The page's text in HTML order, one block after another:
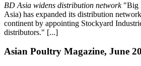
BD Asia widens distribution network"Big
Asia) has expanded its distribution
continent by appointing Stockyard
distributors." [...]
Asian Poultry Magazine, June